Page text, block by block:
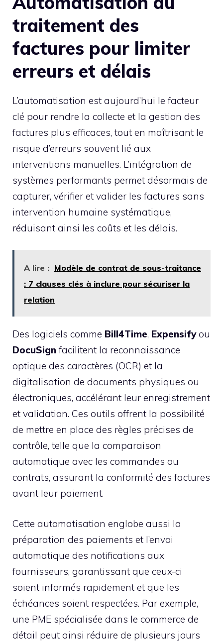
traitement des
factures pour limiter
erreurs et délais
L’automatisation est aujourd’hui le facteur
clé pour rendre la collecte et la gestion des
factures plus efficaces, tout en maîtrisant le
risque d’erreurs souvent lié aux
interventions manuelles. L’intégration de
systèmes performants permet désormais de
capturer, vérifier et valider les factures sans
intervention humaine systématique,
réduisant ainsi les coûts et les délais.
A lire : Modèle de contrat de sous-traitance
: 7 clauses clés à inclure pour sécuriser la
relation
Des logiciels comme Bill4Time, Expensifyou
DocuSign facilitent la reconnaissance
optique des caractères (OCR) et la
digitalisation de documents physiques ou
électroniques, accélérant leur enregistrement
et validation. Ces outils offrent la possibilité
de mettre en place des règles précises de
contrôle, telle que la comparaison
automatique avec les commandes ou
contrats, assurant la conformité des factures
avant leur paiement.
Cette automatisation englobe aussi la
préparation des paiements et l’envoi
automatique des notifications aux
fournisseurs, garantissant que ceux-ci
soient informés rapidement et que les
échéances soient respectées. Par exemple,
une PME spécialisée dans le commerce de
détail peut ainsi réduire de plusieurs jours